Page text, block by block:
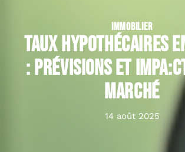
IMMOBILIER
Taux hypothécaires
: Prévisions et
marché
14 août 2025